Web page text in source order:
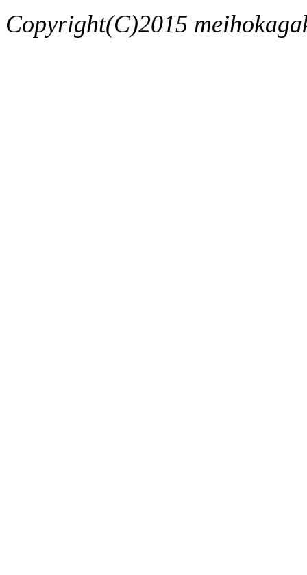
Copyright(C)2015